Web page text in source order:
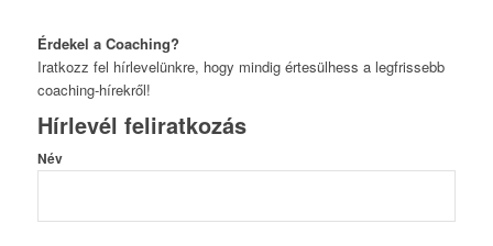
Érdekel a Coaching?
Iratkozz fel hírlevelünkre, hogy mindig értesülhess a legfrissebb
coaching-hírekről!
Hírlevél feliratkozás
Név